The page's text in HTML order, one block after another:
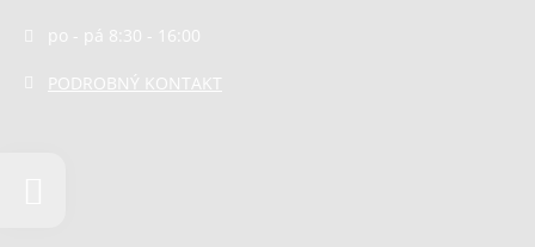
po - pá 8:30 - 16:00
PODROBNÝ KONTAKT